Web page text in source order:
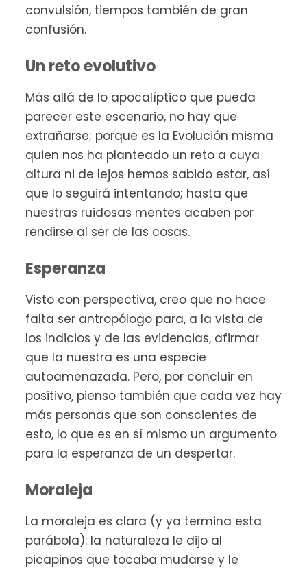
convulsión, tiempos también de gran
confusión.
Un reto evolutivo
Más allá de lo apocalíptico que pueda
parecer este escenario, no hay que
extrañarse; porque es la Evolución misma
quien nos ha planteado un reto a cuya
altura ni de lejos hemos sabido estar, así
que lo seguirá intentando; hasta que
nuestras ruidosas mentes acaben por
rendirse al ser de las cosas.
Esperanza
Visto con perspectiva, creo que no hace
falta ser antropólogo para, a la vista de
los indicios y de las evidencias, afirmar
que la nuestra es una especie
autoamenazada. Pero, por concluir en
positivo, pienso también que cada vez hay
más personas que son conscientes de
esto, lo que es en sí mismo un argumento
para la esperanza de un despertar.
Moraleja
La moraleja es clara (y ya termina esta
parábola): la naturaleza le dijo al
picapinos que tocaba mudarse y le